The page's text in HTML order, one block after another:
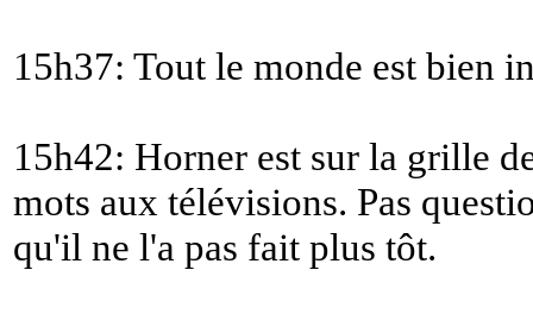
15h37: Tout le monde est bien
15h42: Horner est sur la grille
mots aux télévisions. Pas
qu'il ne l'a pas fait plus tôt.